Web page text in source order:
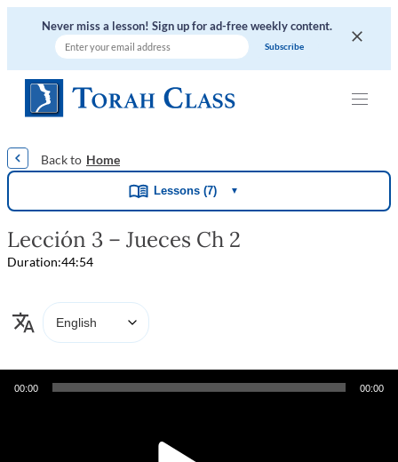
Never miss a lesson! Sign up for ad-free weekly content.
Home
Lessons (7) ▼
Lección 3 – Jueces Ch 2
Duration:44:54
00:00 00:00